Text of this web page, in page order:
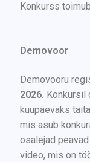
Konkurss
Demovoor
Demovooru
2026. Konkursil
kuupäevaks
mis asub
osalejad
video, mis on